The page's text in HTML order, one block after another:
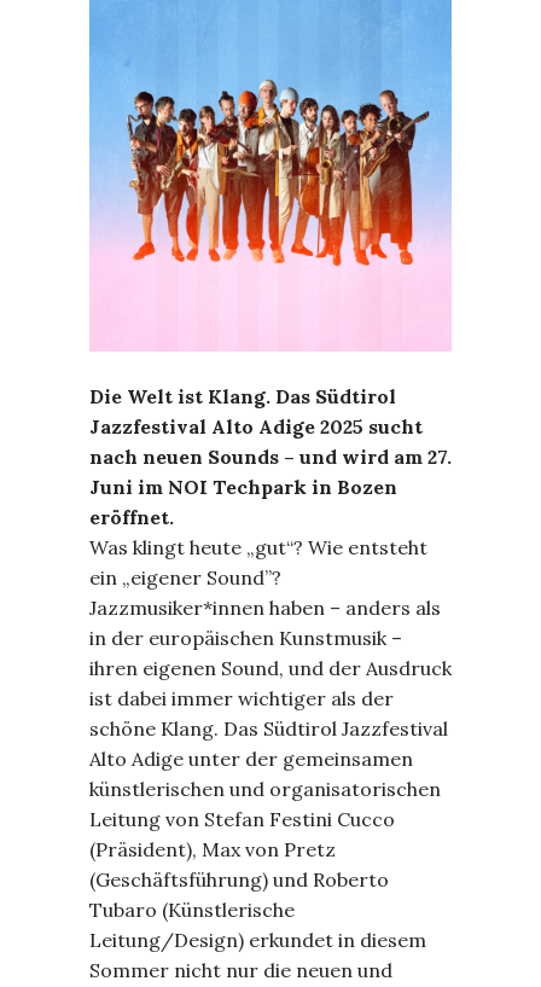
Die Welt ist Klang. Das Südtirol
Jazzfestival Alto Adige 2025 sucht
nach neuen Sounds – und wird am 27.
Juni im NOI Techpark in Bozen
eröffnet.
Was klingt heute „gut“? Wie entsteht
ein „eigener Sound”?
Jazzmusiker*innen haben – anders als
in der europäischen Kunstmusik –
ihren eigenen Sound, und der Ausdruck
ist dabei immer wichtiger als der
schöne Klang. Das Südtirol Jazzfestival
Alto Adige unter der gemeinsamen
künstlerischen und organisatorischen
Leitung von Stefan Festini Cucco
(Präsident), Max von Pretz
(Geschäftsführung) und Roberto
Tubaro (Künstlerische
Leitung/Design) erkundet in diesem
Sommer nicht nur die neuen und